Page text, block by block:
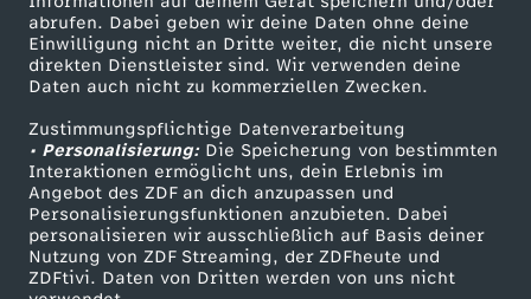
abrufen. Dabei geben wir deine Daten ohne deine
Einwilligung nicht an Dritte weiter, die nicht unsere
direkten Dienstleister sind. Wir verwenden deine
Daten auch nicht zu kommerziellen Zwecken.
Zustimmungspflichtige Datenverarbeitung
• Personalisierung:Die Speicherung von bestimmten
Interaktionen ermöglicht uns, dein Erlebnis im
Angebot des ZDF an dich anzupassen und
Personalisierungsfunktionen anzubieten. Dabei
personalisieren wir ausschließlich auf Basis deiner
Nutzung von ZDF Streaming, der ZDFheute und
ZDFtivi. Daten von Dritten werden von uns nicht
e
n
i
n
g
ZDF-Apps
Smart TV
ZDFtext
Livestreams
Sendungen A-Z
TV-Programm
ZDFmitreden
Kontakt zum ZDF
Tickets
Zuschauerservice
Hilfe